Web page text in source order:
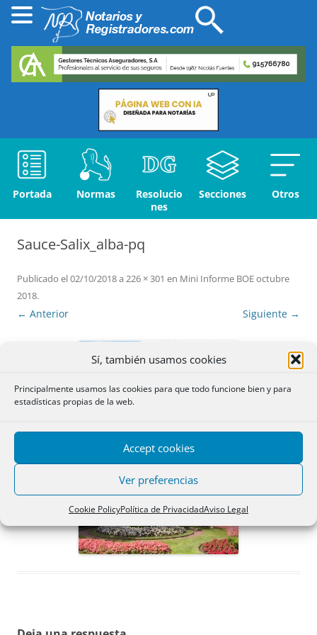
Sí, también usamos cookies
Principalmente usamos las cookies para que todo funcione bien y para
estadísticas propias de la web.
Accept cookies
Ver preferencias
Cookie PolicyPolítica de PrivacidadAviso Legal
Portada Normas
Resolucio
nes
Secciones Otros
Sauce-Salix_alba-pq
Publicado el02/10/2018a 226 × 301 en Mini Informe BOE octubre
2018.
← Anterior Siguiente →